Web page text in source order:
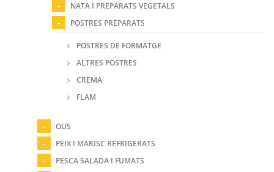
NATA I PREPARATS VEGETALS
POSTRES PREPARATS
POSTRES DE FORMATGE
ALTRES POSTRES
CREMA
FLAM
OUS
PEIX I MARISC REFRIGERATS
PESCA SALADA I FUMATS